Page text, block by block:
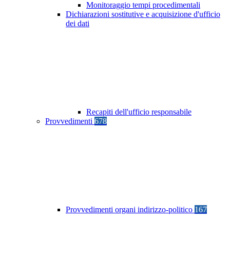
Monitoraggio tempi procedimentali
Dichiarazioni sostitutive e acquisizione d'ufficio
dei dati
Recapiti dell'ufficio responsabile
Provvedimenti 678
Provvedimenti organi indirizzo-politico 167